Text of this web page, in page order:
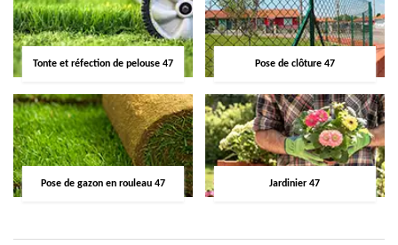
Tonte et réfection de pelouse 47 Pose de clôture 47
Pose de gazon en rouleau 47 Jardinier 47